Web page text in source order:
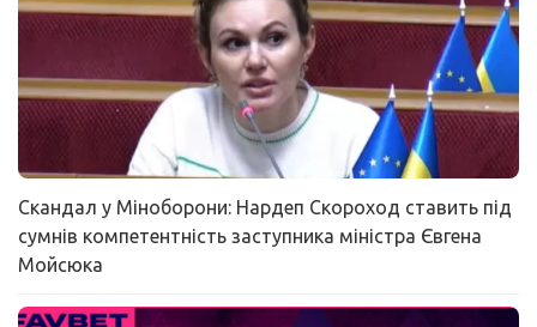
Скандал у Міноборони: Нардеп Скороход ставить під
сумнів компетентність заступника міністра Євгена
Мойсюка